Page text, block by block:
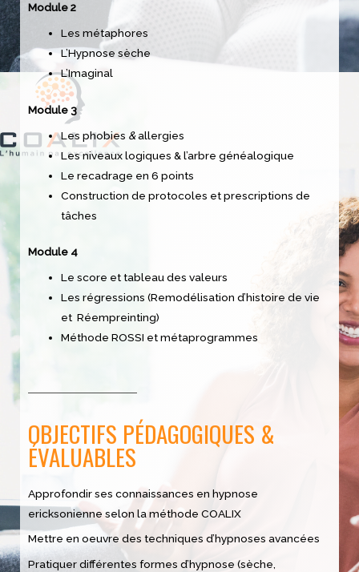
Module 2
Les métaphores
L’Hypnose sèche
L’Imaginal
Module 3
Les phobies &allergies
Les niveaux logiques & l’arbre généalogique
Le recadrage en 6 points
Construction de protocoles et prescriptions de
tâches
Module 4
Le score et tableau des valeurs
Les régressions (Remodélisation d’histoire de vie
et Réempreinting)
Méthode ROSSI et métaprogrammes
OBJECTIFS PÉDAGOGIQUES &
ÉVALUABLES
Approfondir ses connaissances en hypnose
ericksonienne selon la méthode COALIX
Mettre en oeuvre des techniques d’hypnoses avancées
Pratiquer différentes formes d’hypnose (sèche,